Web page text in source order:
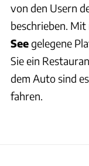
von den Usern
beschrieben.
Seegelegene
Sie ein
dem Auto sind
fahren.